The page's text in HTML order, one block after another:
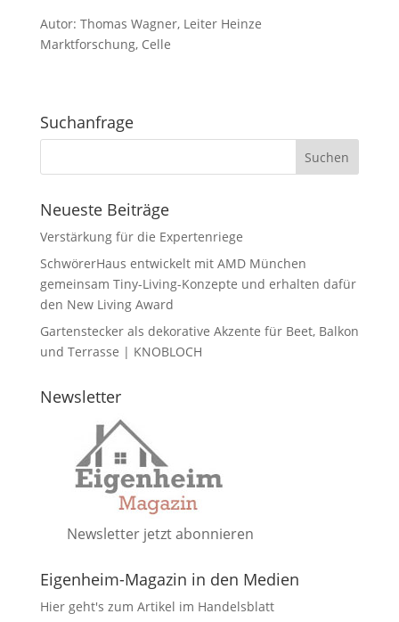
Autor: Thomas Wagner, Leiter Heinze
Marktforschung, Celle
Suchanfrage
Neueste Beiträge
Verstärkung für die Expertenriege
SchwörerHaus entwickelt mit AMD München
gemeinsam Tiny-Living-Konzepte und erhalten dafür
den New Living Award
Gartenstecker als dekorative Akzente für Beet, Balkon
und Terrasse | KNOBLOCH
Newsletter
Newsletter jetzt abonnieren
Eigenheim-Magazin in den Medien
Hier geht's zum Artikel im Handelsblatt